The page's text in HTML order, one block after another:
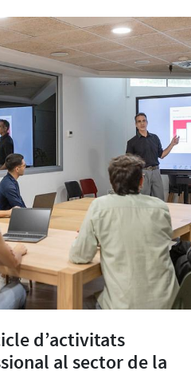
d’activitats
al sector de la